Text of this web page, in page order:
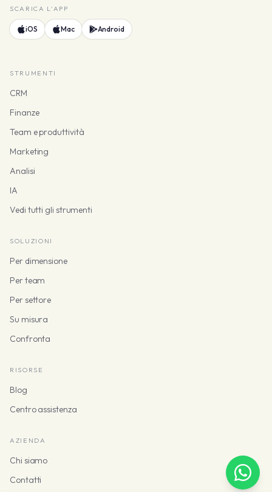
SCARICA L'APP
iOS Mac Android
STRUMENTI
CRM
Finanze
Team e produttività
Marketing
Analisi
IA
Vedi tutti gli strumenti
SOLUZIONI
Per dimensione
Per team
Per settore
Su misura
Confronta
RISORSE
Blog
Centro assistenza
AZIENDA
Chi siamo
Contatti